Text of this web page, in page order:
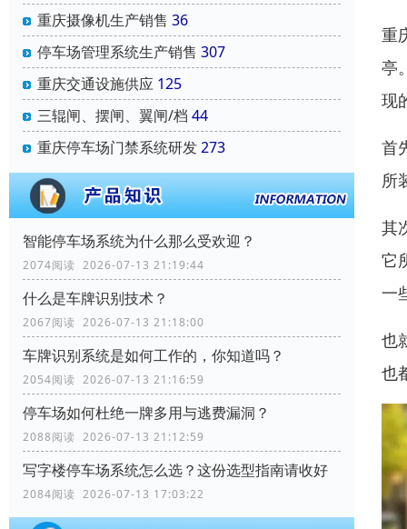
重庆摄像机生产销售 36
停车场管理系统生产销售 307
重庆交通设施供应 125
三辊闸、摆闸、翼闸/档 44
重庆停车场门禁系统研发273
智能停车场系统为什么那么受欢迎？
2074阅读 2026-07-13 21:19:44
什么是车牌识别技术？
2067阅读 2026-07-13 21:18:00
车牌识别系统是如何工作的，你知道吗？
2054阅读 2026-07-13 21:16:59
停车场如何杜绝一牌多用与逃费漏洞？
2088阅读 2026-07-13 21:12:59
写字楼停车场系统怎么选？这份选型指南请收好
2084阅读 2026-07-13 17:03:22
重
亭
现
首
所
其
它
一
也
也